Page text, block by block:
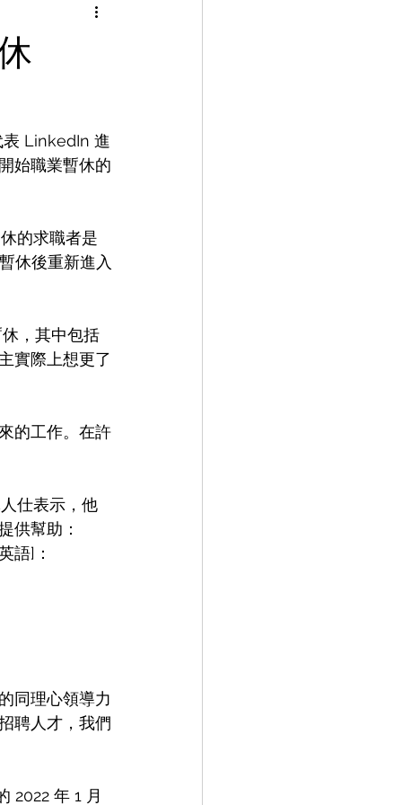
LinkedIn 進
始職業暫休的
的求職者是
休後重新進入
，其中包括
實際上想更了
的工作。在許
仕表示，他
供幫助：
語]：
同理心領導力
聘人才，我們
2022 年 1 月